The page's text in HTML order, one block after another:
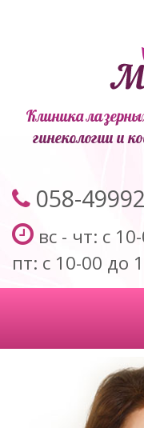
Клиника
гинекологии и
058-
вс - чт: с
пт: с 10-00 до